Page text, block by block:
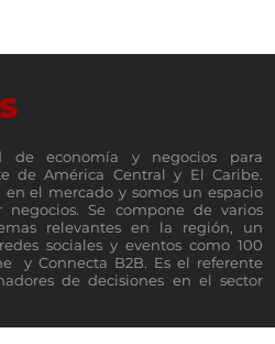
de economía y negocios para
de América Central y El Caribe.
el mercado y somos un espacio
Se compone de varios
relevantes en la región, un
sociales y eventos como 100
y Connecta B2B. Es el referente
de decisiones en el sector